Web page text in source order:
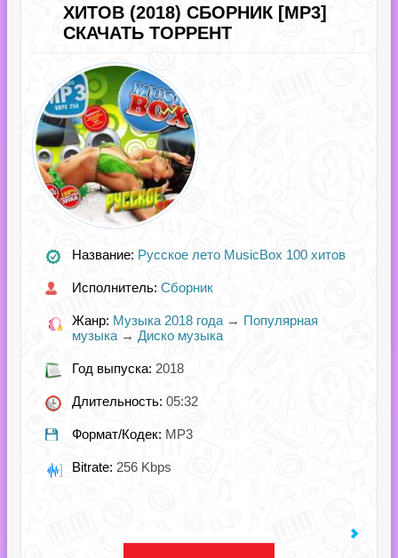
ХИТОВ (2018) СБОРНИК [MP3]
СКАЧАТЬ ТОРРЕНТ
Название: Русское лето MusicBox 100 хитов
Исполнитель: Сборник
Жанр: Музыка 2018 года → Популярная
музыка → Диско музыка
Год выпуска: 2018
Длительность: 05:32
Формат/Кодек: MP3
Bitrate: 256 Kbps